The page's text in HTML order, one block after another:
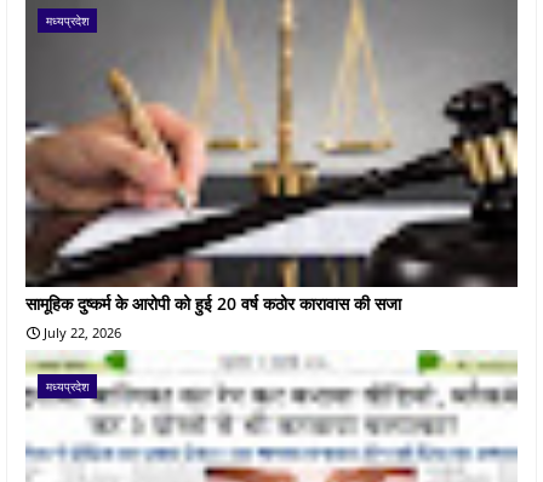
मध्यप्रदेश
सामूहिक दुष्कर्म के आरोपी को हुई 20 वर्ष कठोर कारावास की सजा
July 22, 2026
मध्यप्रदेश